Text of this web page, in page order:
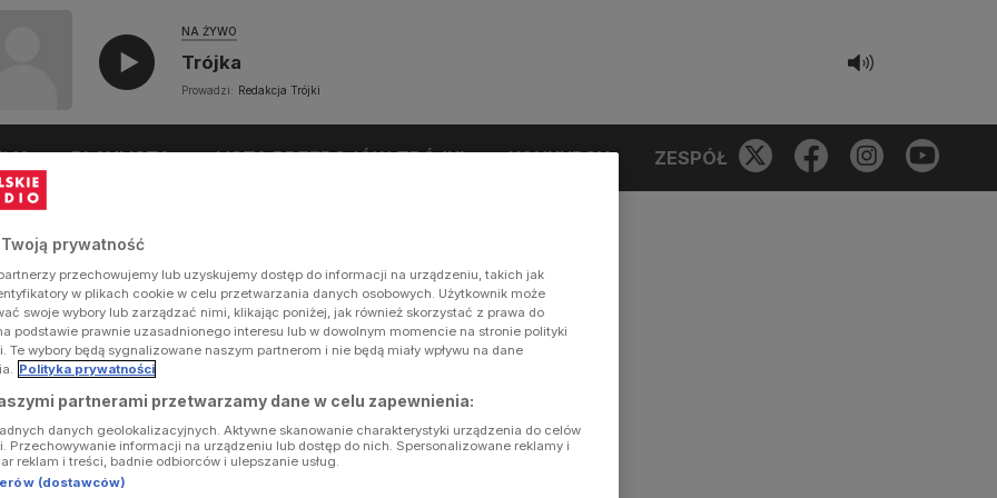
NA ŻYWO
Trójka
Prowadzi: Redakcja Trójki
PLAYLISTA LISTA PRZEBOJÓW TRÓJKI KONKURSY ZESPÓŁ
Twoją prywatność
przechowujemy lub uzyskujemy dostęp do informacji na urządzeniu, takich jak
w plikach cookie w celu przetwarzania danych osobowych. Użytkownik może
swoje wybory lub zarządzać nimi, klikając poniżej, jak również skorzystać z prawa do
podstawie prawnie uzasadnionego interesu lub w dowolnym momencie na stronie polityki
Te wybory będą sygnalizowane naszym partnerom i nie będą miały wpływu na dane
Polityka prywatności
partnerami przetwarzamy dane w celu zapewnienia:
danych geolokalizacyjnych. Aktywne skanowanie charakterystyki urządzenia do celów
Przechowywanie informacji na urządzeniu lub dostęp do nich. Spersonalizowane reklamy i
reklam i treści, badnie odbiorców i ulepszanie usług.
(dostawców)